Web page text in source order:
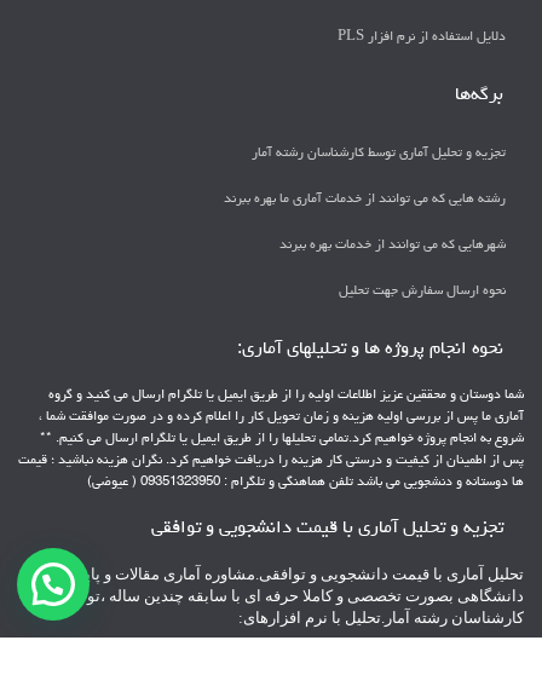
دلايل استفاده از نرم افزار PLS
برگه‌ها
تجزیه و تحلیل آماری توسط کارشناسان رشته آمار
رشته هایی که می توانند از خدمات آماری ما بهره ببرند
شهرهایی که می توانند از خدمات بهره ببرند
نحوه ارسال سفارش جهت تحلیل
نحوه انجام پروژه ها و تحلیلهای آماری:
شما دوستان و محققین عزیز اطلاعات اولیه را از طریق ایمیل یا تلگرام ارسال می کنید و گروه
آماری ما پس از بررسی اولیه هزینه و زمان تحویل کار را اعلام کرده و در صورت موافقت شما ،
شروع به انجام پروژه خواهیم کرد.تمامی تحلیلها را از طریق ایمیل یا تلگرام ارسال می کنیم. **
پس از اطمینان از کیفیت و درستی کار هزینه را دریافت خواهیم کرد. نگران هزینه نباشید ؛ قیمت
ها دوستانه و دنشجویی می باشد تلفن هماهنگی و تلگرام : 09351323950 ( عیوضی)
تجزیه و تحلیل آماری با قیمت دانشجویی و توافقی
تحلیل آماری با قیمت دانشجویی و توافقی.مشاوره آماری مقالات و پایانامه های
دانشگاهی بصورت تخصصی و کاملا حرفه ای با سابقه چندین ساله ،توسط
کارشناسان رشته آمار.تحلیل با نرم افزارهای: